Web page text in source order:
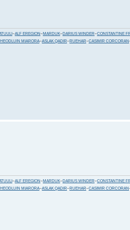
~ALF EREGION ~MARDUK~DARIUS WINDER~CONSTANTINE
MIARORA~ASLAK QADIR~RUEHAR~CASIMIR CORCORAN
~ALF EREGION ~MARDUK~DARIUS WINDER~CONSTANTINE
MIARORA~ASLAK QADIR~RUEHAR~CASIMIR CORCORAN